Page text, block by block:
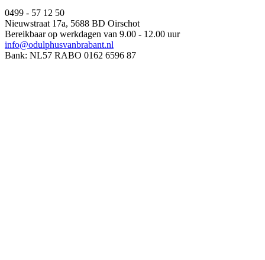
0499 - 57 12 50
Nieuwstraat 17a, 5688 BD Oirschot
Bereikbaar op werkdagen van 9.00 - 12.00 uur
info@odulphusvanbrabant.nl
Bank: NL57 RABO 0162 6596 87